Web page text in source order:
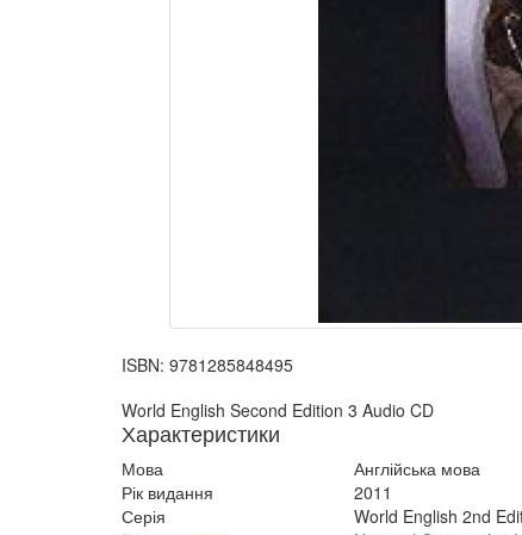
ISBN: 9781285848495
World English Second Edition 3 Audio CD
Характеристики
Мова
Англійська мова
Рік видання
2011
Серія
World English 2nd